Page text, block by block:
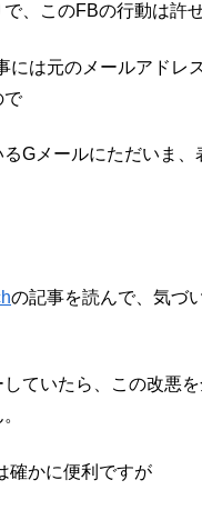
、このFBの行動は許
には元のメールアドレ
で
Gメールにただいま、
の記事を読んで、気づ
ていたら、この改悪
確かに便利ですが